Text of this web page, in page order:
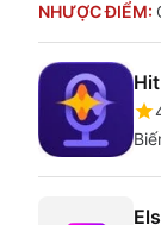
NHƯỢC ĐIỂM: